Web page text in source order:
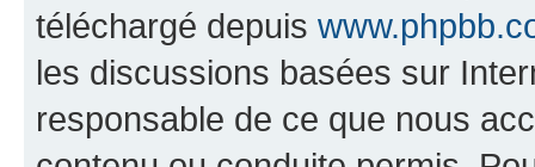
téléchargé depuis
les discussions basées sur
responsable de ce que nous